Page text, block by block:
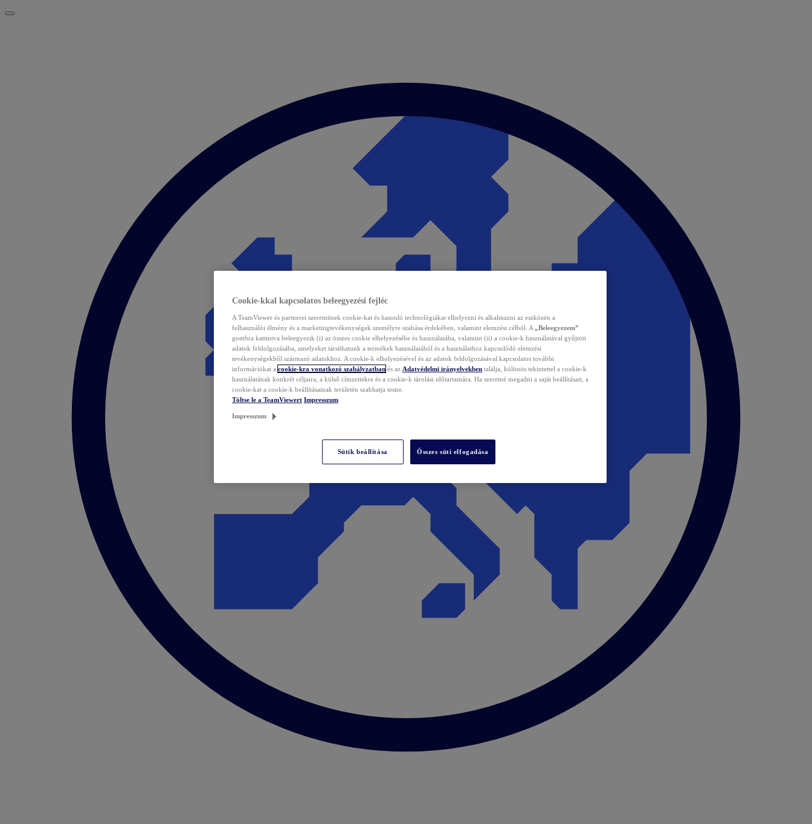
Cookie-kkal kapcsolatos beleegyezési fejléc
A TeamViewer és partnerei szeretnének cookie-kat és hasonló technológiákat elhelyezni és alkalmazni az eszközén a
felhasználói élmény és a marketingtevékenységek személyre szabása érdekében, valamint elemzési célból. A „Beleegyezem”
gombra kattintva beleegyezik (i) az összes cookie elhelyezésébe és használatába, valamint (ii) a cookie-k használatával gyűjtött
adatok feldolgozásába, amelyeket társíthatunk a termékek használatából és a használathoz kapcsolódó elemzési
tevékenységekből származó adatokhoz. A cookie-k elhelyezésével és az adatok feldolgozásával kapcsolatos további
információkat a cookie-kra vonatkozó szabályzatban és az Adatvédelmi irányelvekben találja, különös tekintettel a cookie-k
használatának konkrét céljaira, a külső címzettekre és a cookie-k tárolási időtartamára. Ha szeretné megadni a saját beállításait, a
cookie-kat a cookie-k beállításainak területén szabhatja testre.
Töltse le a TeamViewert Impresszum
Impresszum
Sütik beállítása Összes süti elfogadása